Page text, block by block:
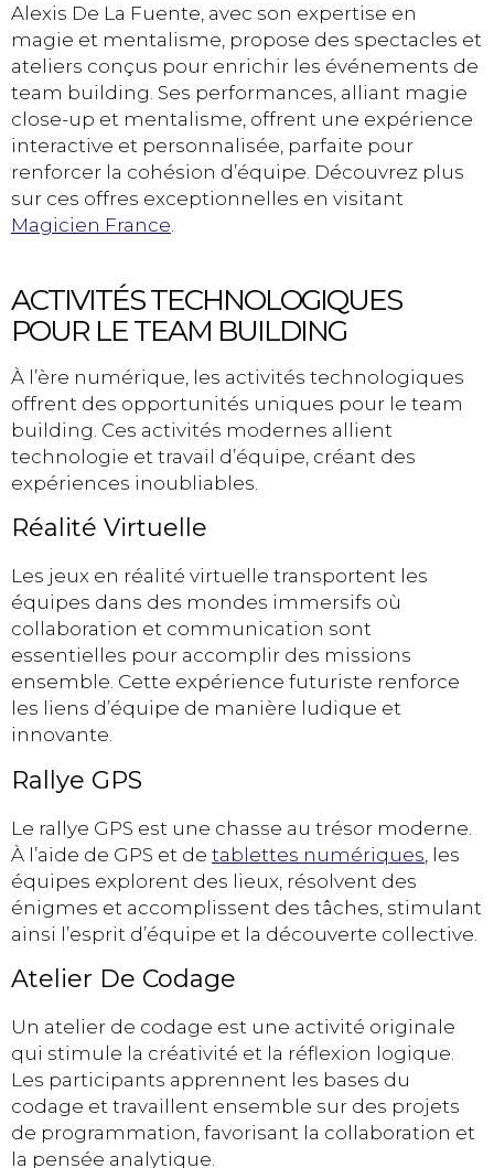
Alexis De La Fuente, avec son expertise en
magie et mentalisme, propose des spectacles et
ateliers conçus pour enrichir les événements de
team building. Ses performances, alliant magie
close-up et mentalisme, offrent une expérience
interactive et personnalisée, parfaite pour
renforcer la cohésion d’équipe. Découvrez plus
sur ces offres exceptionnelles en visitant
Magicien France
ACTIVITÉS TECHNOLOGIQUES
POUR LE TEAM BUILDING
À l’ère numérique, les activités technologiques
offrent des opportunités uniques pour le team
building. Ces activités modernes allient
technologie et travail d’équipe, créant des
expériences inoubliables.
Réalité Virtuelle
Les jeux en réalité virtuelle transportent les
équipes dans des mondes immersifs où
collaboration et communication sont
essentielles pour accomplir des missions
ensemble. Cette expérience futuriste renforce
les liens d’équipe de manière ludique et
innovante.
Rallye GPS
Le rallye GPS est une chasse au trésor moderne.
À l’aide de GPS et de tablettes numériques , les
équipes explorent des lieux, résolvent des
énigmes et accomplissent des tâches, stimulant
ainsi l’esprit d’équipe et la découverte collective.
Atelier De Codage
Un atelier de codage est une activité originale
qui stimule la créativité et la réflexion logique.
Les participants apprennent les bases du
codage et travaillent ensemble sur des projets
de programmation, favorisant la collaboration et
la pensée analytique.